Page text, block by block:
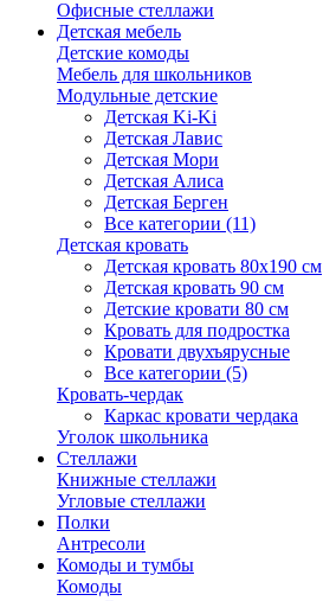
Офисные стеллажи
Детская мебель
Детские комоды
Мебель для школьников
Модульные детские
Детская Ki-Ki
Детская Лавис
Детская Мори
Детская Алиса
Детская Берген
Все категории (11)
Детская кровать
Детская кровать 80х190 см
Детская кровать 90 см
Детские кровати 80 см
Кровать для подростка
Кровати двухъярусные
Все категории (5)
Кровать-чердак
Каркас кровати чердака
Уголок школьника
Стеллажи
Книжные стеллажи
Угловые стеллажи
Полки
Антресоли
Комоды и тумбы
Комоды